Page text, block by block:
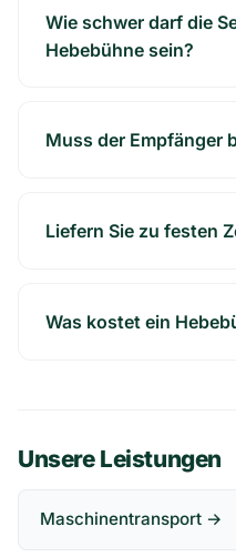
Wie schwer darf die
Hebebühne sein?
Muss der Empfänger
Liefern Sie zu festen
Was kostet ein
Unsere Leistungen
Maschinentransport →